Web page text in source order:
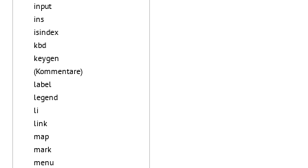
input
ins
isindex
kbd
keygen
(Kommentare)
label
legend
li
link
map
mark
menu